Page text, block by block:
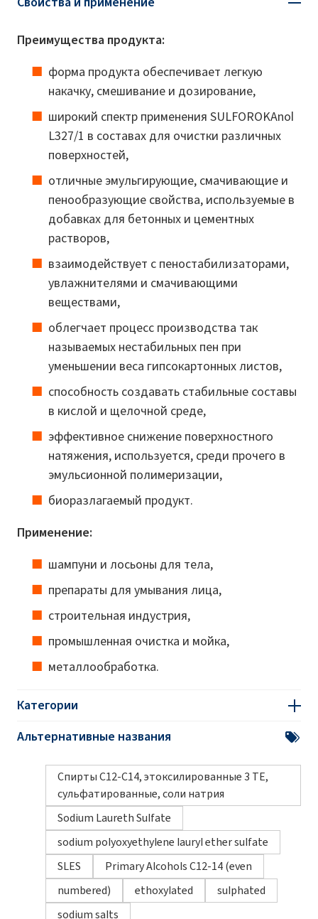
Преимущества продукта:
форма продукта обеспечивает легкую
накачку, смешивание и дозирование,
широкий спектр применения SULFOROKAnol
L327/1 в составах для очистки различных
поверхностей,
отличные эмульгирующие, смачивающие и
пенообразующие свойства, используемые в
добавках для бетонных и цементных
растворов,
взаимодействует с пеностабилизаторами,
увлажнителями и смачивающими
веществами,
облегчает процесс производства так
называемых нестабильных пен при
уменьшении веса гипсокартонных листов,
способность создавать стабильные составы
в кислой и щелочной среде,
эффективное снижение поверхностного
натяжения, используется, среди прочего в
эмульсионной полимеризации,
биоразлагаемый продукт.
Применение:
шампуни и лосьоны для тела,
препараты для умывания лица,
строительная индустрия,
промышленная очистка и мойка,
металлообработка.
Категории
Альтернативные названия
Спирты C12-C14, этоксилированные 3 TE,
сульфатированные, соли натрия
Sodium Laureth Sulfate
sodium polyoxyethylene lauryl ether sulfate
SLES
Primary Alcohols C12-14 (even
numbered)
ethoxylated
sulphated
sodium salts